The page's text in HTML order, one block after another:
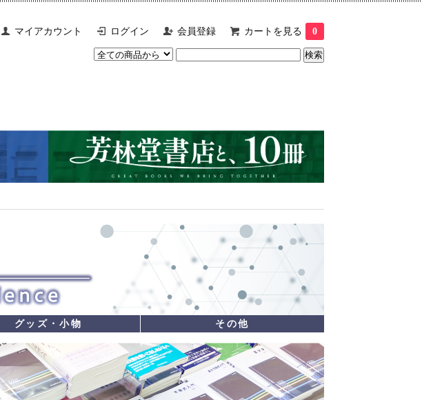
マイアカウント ログイン 会員登録 カートを見る 0